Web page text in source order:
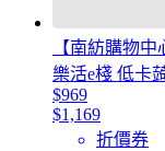
【南紡購物中
樂活e棧 低卡
$969
$1,169
折價券